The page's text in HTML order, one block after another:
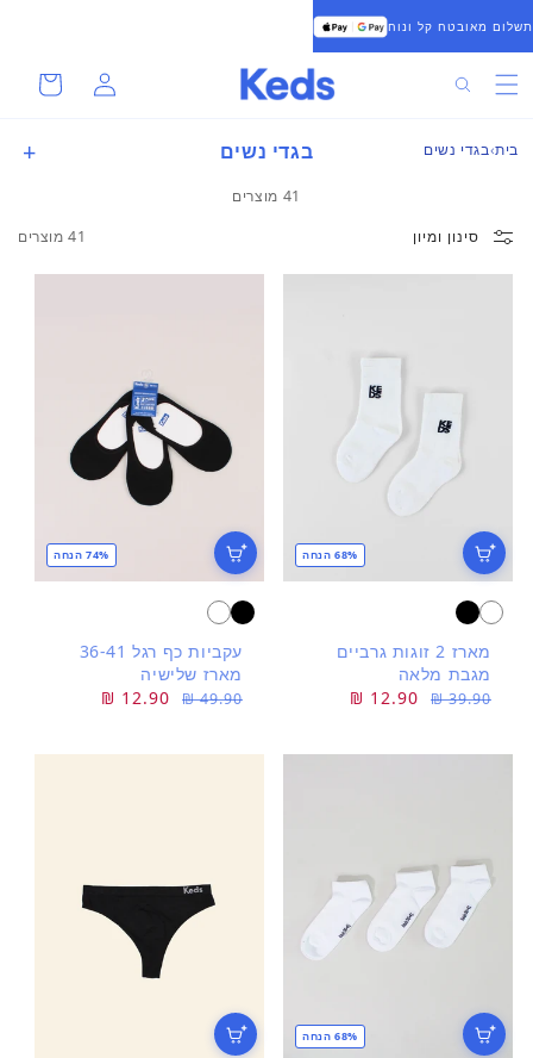
לתוכן
תשלום מאובטח קל ונוח
חיפוש התחברות
סל
קניות
בית בגדי נשים בגדי נשים
41 מוצרים
סינון ומיון
41 מוצרים
68% הנחה
מארז 2 זוגות גרביים
מגבת מלאה
מחיר
39.90 ₪
מחיר
12.90 ₪
74% הנחה
עקביות כף רגל 36-41
מארז שלישיה
מחיר
49.90 ₪
מחיר
12.90 ₪
68% הנחה